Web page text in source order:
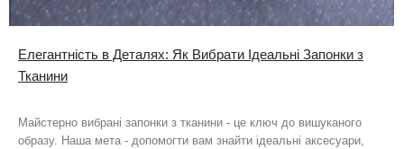
Елегантність в Деталях: Як Вибрати Ідеальні Запонки з
Тканини
Майстерно вибрані запонки з тканини - це ключ до вишуканого
образу. Наша мета - допомогти вам знайти ідеальні аксесуари,